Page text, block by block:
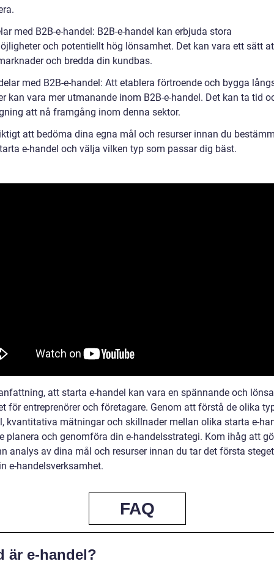
med B2B-e-handel: B2B-e-handel kan erbjuda stora
och potentiellt hög lönsamhet. Det kan vara ett sätt
och bredda din kundbas.
med B2B-e-handel: Att etablera förtroende och bygga
kan vara mer utmanande inom B2B-e-handel. Det kan ta tid
att nå framgång inom denna sektor.
att bedöma dina egna mål och resurser innan du
e-handel och välja vilken typ som passar dig bäst.
att starta e-handel kan vara en spännande och
för entreprenörer och företagare. Genom att förstå de olika
kvantitativa mätningar och skillnader mellan olika starta e-
planera och genomföra din e-handelsstrategi. Kom ihåg att
analys av dina mål och resurser innan du tar det första
e-handelsverksamhet.
FAQ
är e-handel?